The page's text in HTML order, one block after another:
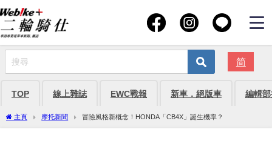
简
TOP 線上雜誌 EWC戰報 新車．絕版車 編輯
主頁 摩托新聞 冒險風格新概念！HONDA「CB4X」誕生機率？